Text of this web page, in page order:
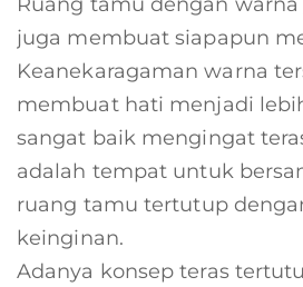
juga membuat siapapun
Keanekaragaman warna
membuat hati menjadi
sangat baik mengingat
adalah tempat untuk
ruang tamu tertutup
keinginan.
Adanya konsep teras